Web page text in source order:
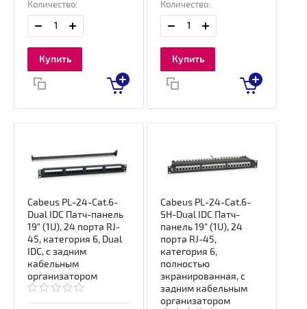
Количество:
Купить
Количество:
Купить
Cabeus PL-24-Cat.6-
Dual IDC Патч-панель
19" (1U), 24 порта RJ-
45, категория 6, Dual
IDC, с задним
кабельным
организатором
Cabeus PL-24-Cat.6-
SH-Dual IDC Патч-
панель 19" (1U), 24
порта RJ-45,
категория 6,
полностью
экранированная, с
задним кабельным
организатором